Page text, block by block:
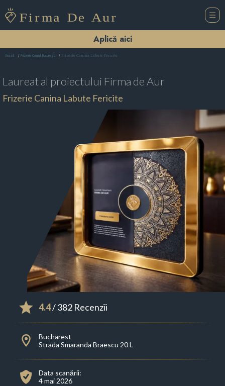
Aplică aici
Acasă Frizerie Canină Bucureşti Frizerie Canina Labute Fericite
Laureat al proiectului Firma de Aur
Frizerie Canina Labute Fericite
4.4/ 382 Recenzii
Bucharest
Strada Smaranda Braescu 20 L
Data scanării:
4 mai 2026